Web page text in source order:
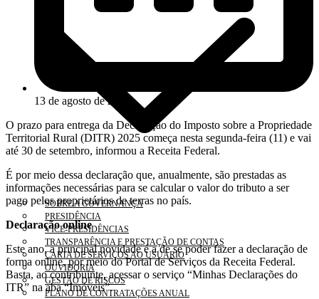
SOBRE A GOVERNANÇA
PRESIDÊNCIA
VICE-PRESIDÊNCIAS
TRANSPARÊNCIA E PRESTAÇÃO DE CONTAS
CARTA DE SERVIÇOS AO USUÁRIO
OUVIDORIA
GESTÃO DE RISCOS
PLANO DE CONTRATAÇÕES ANUAL
13 de agosto de 2025
O prazo para entrega da Declaração do Imposto sobre a Propriedade
Territorial Rural (DITR) 2025 começa nesta segunda-feira (11) e vai
até 30 de setembro, informou a Receita Federal.
É por meio dessa declaração que, anualmente, são prestadas as
informações necessárias para se calcular o valor do tributo a ser
pago pelos proprietários de terras no país.
Declaração online
Este ano, a principal novidade é a de se poder fazer a declaração de
forma online, por meio do Portal de Serviços da Receita Federal.
Basta, ao contribuinte, acessar o serviço “Minhas Declarações do
ITR” na aba “Imóveis”.